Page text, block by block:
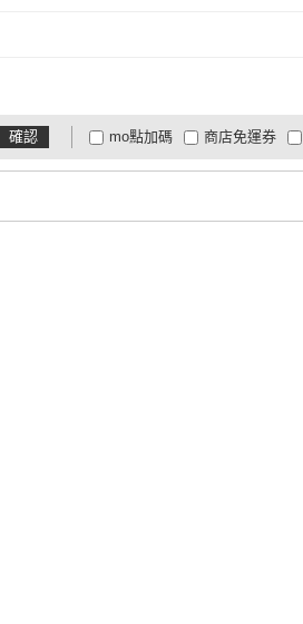
確認 mo點加碼
大家電安心配
大家電快配
商店免運券